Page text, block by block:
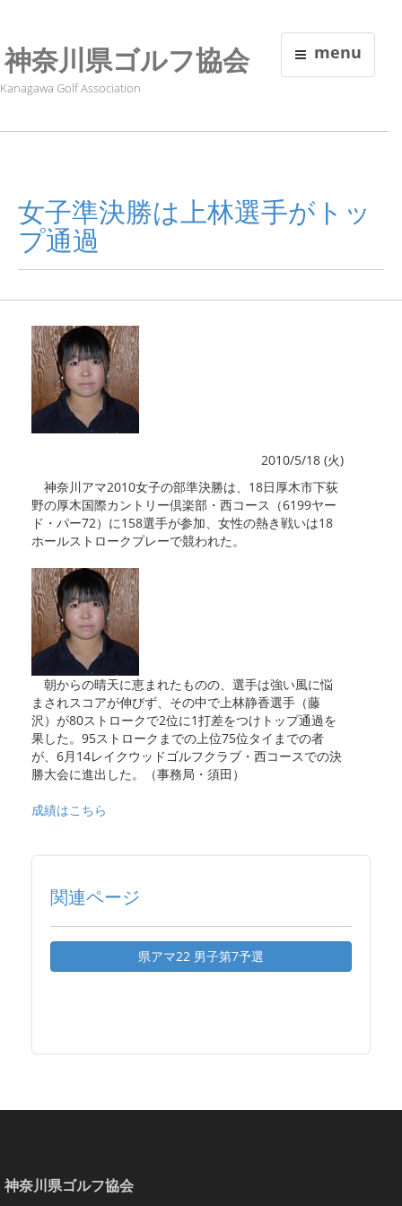
menu
神奈川県ゴルフ協会
Kanagawa Golf Association
女子準決勝は上林選手がトッ
プ通過
2010/5/18 (火)
神奈川アマ2010女子の部準決勝は、18日厚木市下荻
野の厚木国際カントリー倶楽部・西コース（6199ヤー
ド・パー72）に158選手が参加、女性の熱き戦いは18
ホールストロークプレーで競われた。
朝からの晴天に恵まれたものの、選手は強い風に悩
まされスコアが伸びず、その中で上林静香選手（藤
沢）が80ストロークで2位に1打差をつけトップ通過を
果した。95ストロークまでの上位75位タイまでの者
が、6月14レイクウッドゴルフクラブ・西コースでの決
勝大会に進出した。（事務局・須田）
成績はこちら
関連ページ
県アマ22 男子第7予選
神奈川県ゴルフ協会